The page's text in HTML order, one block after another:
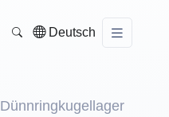
Deutsch
Dünnringkugellager